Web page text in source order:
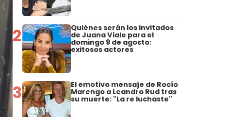
2 Quiénes serán los invitados
de Juana Viale para el
domingo 9 de agosto:
exitosos actores
3 El emotivo mensaje de Rocío
Marengo a Leandro Rud tras
su muerte: "La re luchaste"